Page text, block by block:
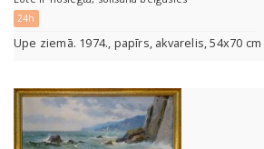
24h
Upe ziemā. 1974., papīrs, akvarelis, 54x70 cm